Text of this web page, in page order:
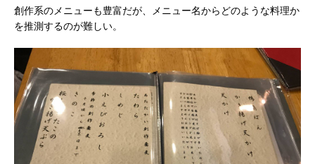
創作系のメニューも豊富だが、メニュー名からどのような料理か
を推測するのが難しい。